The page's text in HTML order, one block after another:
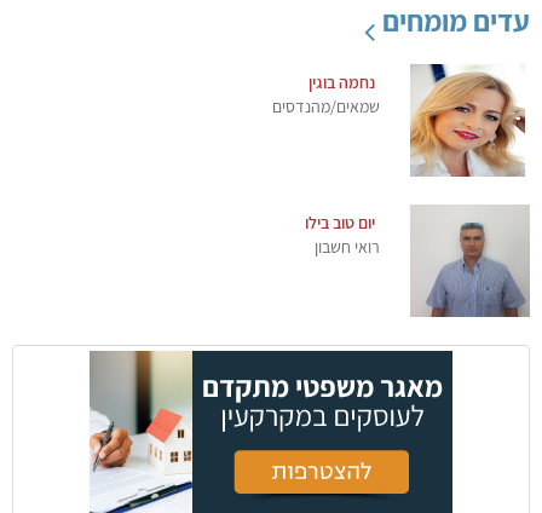
עדים מומחים
נחמה בוגין
שמאים/מהנדסים
יום טוב בילו
רואי חשבון